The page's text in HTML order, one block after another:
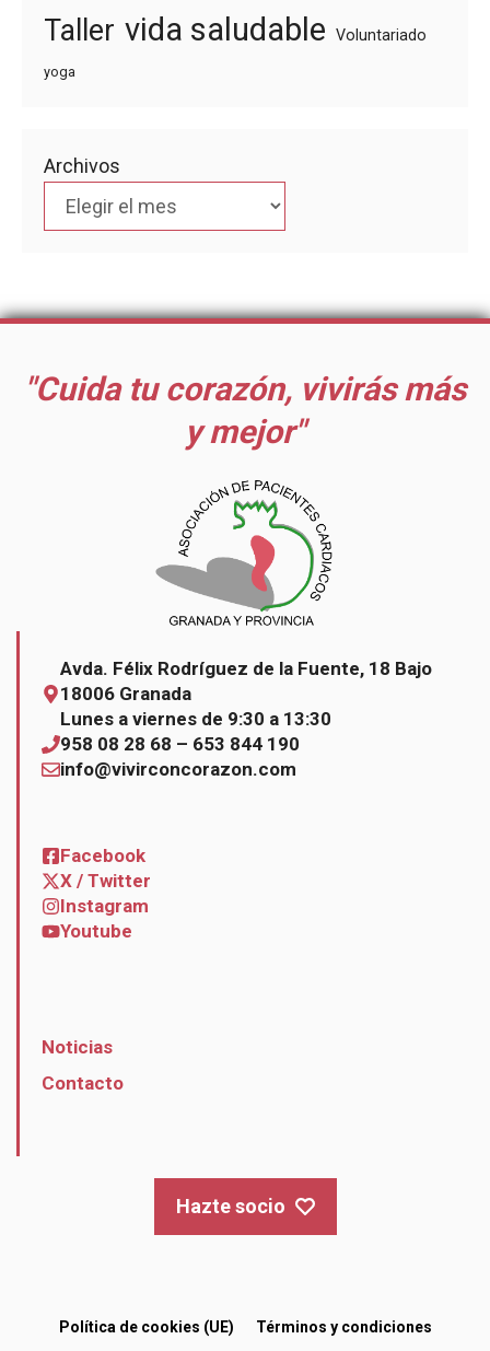
Taller vida saludable Voluntariado
yoga
Archivos
"Cuida tu corazón, vivirás más
y mejor"
Avda. Félix Rodríguez de la Fuente, 18 Bajo
18006 Granada
Lunes a viernes de 9:30 a 13:30
958 08 28 68 – 653 844 190
info@vivirconcorazon.com
Facebook
X / Twitter
Instagram
Youtube
Noticias
Contacto
Hazte socio
Política de cookies (UE) Términos y condiciones